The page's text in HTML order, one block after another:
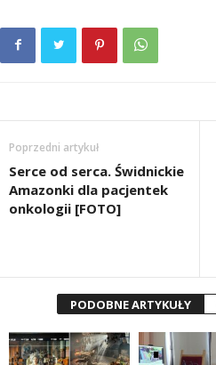
Poprzedni artykuł
Serce od serca. Świdnickie
Amazonki dla pacjentek
onkologii [FOTO]
PODOBNE ARTYKUŁY